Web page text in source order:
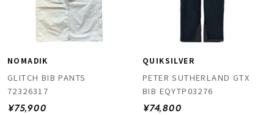
NOMADIK
GLITCH BIB PANTS
72326317
¥75,900
QUIKSILVER
PETER SUTHERLAND GTX
BIB EQYTP03276
¥74,800